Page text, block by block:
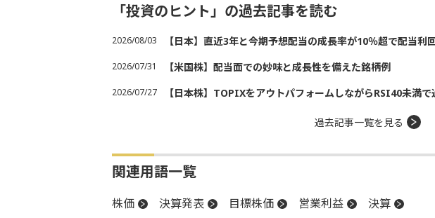
「投資のヒント」の過去記事を読む
2026/08/03 【日本】直近3年と今期予想配当の成長率が10％超で配当利
2026/07/31 【米国株】配当面での妙味と成長性を備えた銘柄例
2026/07/27 【日本株】TOPIXをアウトパフォームしながらRSI40未満
過去記事一覧を見る
関連用語一覧
株価 決算発表 目標株価 営業利益 決算